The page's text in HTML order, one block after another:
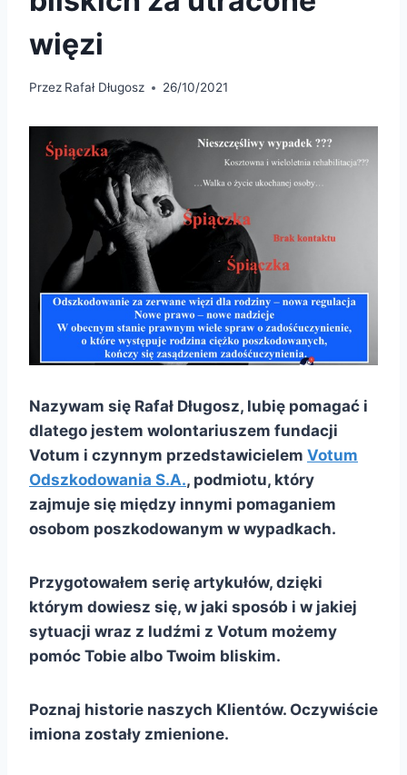
więzi
Przez Rafał Długosz 26/10/2021
Nazywam się Rafał Długosz, lubię pomagać i
dlatego jestem wolontariuszem fundacji
Votum i czynnym przedstawicielem Votum
Odszkodowania S.A., podmiotu, który
zajmuje się między innymi pomaganiem
osobom poszkodowanym w wypadkach.
Przygotowałem serię artykułów, dzięki
którym dowiesz się, w jaki sposób i w jakiej
sytuacji wraz z ludźmi z Votum możemy
pomóc Tobie albo Twoim bliskim.
Poznaj historie naszych Klientów. Oczywiście
imiona zostały zmienione.